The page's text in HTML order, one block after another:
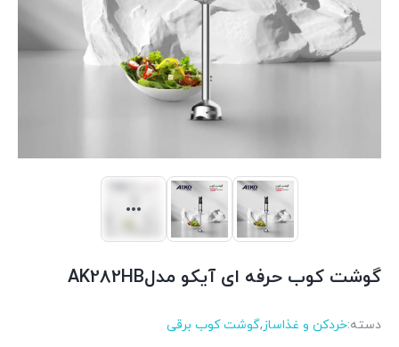
گوشت کوب حرفه ای آیکو مدلAK282HB
دسته:خردکن و غذاساز,گوشت کوب برقی